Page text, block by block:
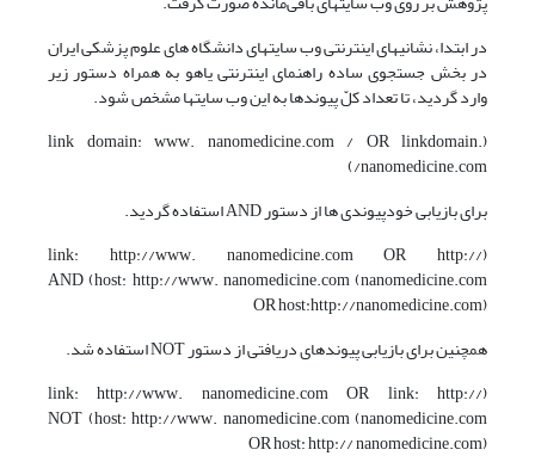
در ابتدا، نشانیهای اینترنتی وب سایتهای دانشگاه های علوم پزشکی ایران
در بخش جستجوی ساده راهنمای اینترنتی یاهو به همراه دستور زیر
وارد گردید، تا تعداد کلّ پیوندها به این وب سایتها مشخص شود.
(link domain: www. nanomedicine.com / OR linkdomain.
nanomedicine.com/)
برای بازیابی خودپیوندی ها از دستور AND استفاده گردید.
(link: http://www. nanomedicine.com OR http://
nanomedicine.com) AND (host: http://www. nanomedicine.com
OR host:http://nanomedicine.com)
همچنین برای بازیابی پیوندهای دریافتی از دستور NOT استفاده شد.
(link: http://www. nanomedicine.com OR link: http://
nanomedicine.com) NOT (host: http://www. nanomedicine.com
OR host: http:// nanomedicine.com)